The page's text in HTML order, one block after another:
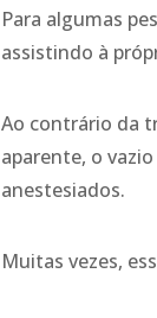
Para algumas
assistindo à
Ao contrário da
aparente, o vazio
anestesiados.
Muitas vezes,